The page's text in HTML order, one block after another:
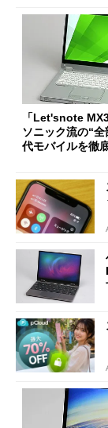
「Let'snote
ソニック流の“
代モバイルを徹